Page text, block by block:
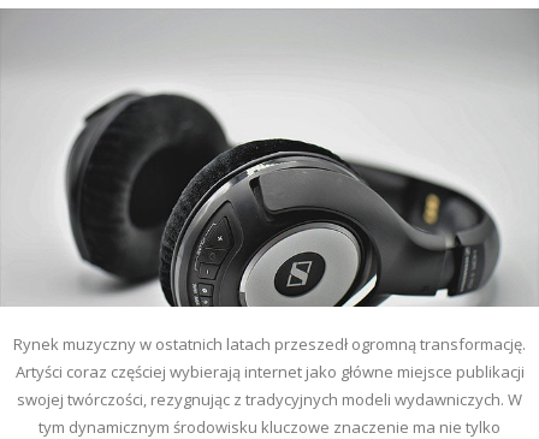
Rynek muzyczny w ostatnich latach przeszedł ogromną transformację.
Artyści coraz częściej wybierają internet jako główne miejsce publikacji
swojej twórczości, rezygnując z tradycyjnych modeli wydawniczych. W
tym dynamicznym środowisku kluczowe znaczenie ma nie tylko